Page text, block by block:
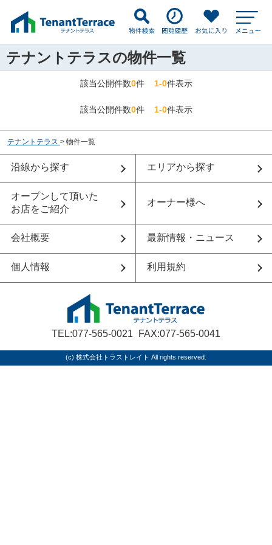
テナントテラスの物件一覧
該当公開件数0件1-0件表示
該当公開件数0件1-0件表示
テナントテラス > 物件一覧
沿線から探す エリアから探す
オープンして頂いた
お店をご紹介
オーナー様へ
会社概要 最新情報・ニュース
個人情報 利用規約
TEL:077-565-0021 FAX:077-565-0041
(c) 株式会社トラストレイト All rights reserved.